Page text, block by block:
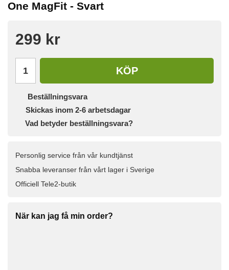
One MagFit - Svart
299 kr
KÖP
Beställningsvara
Skickas inom 2-6 arbetsdagar
Vad betyder beställningsvara?
Personlig service från vår kundtjänst
Snabba leveranser från vårt lager i Sverige
Officiell Tele2-butik
När kan jag få min order?